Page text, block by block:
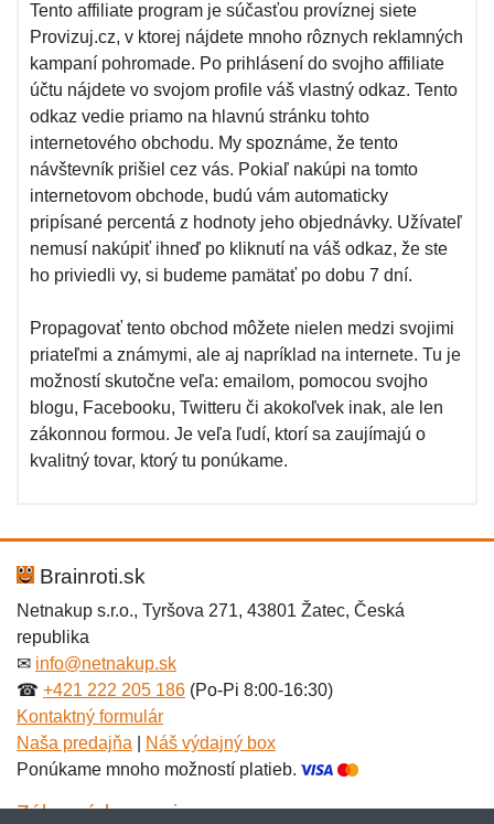
Tento affiliate program je súčasťou províznej siete
Provizuj.cz, v ktorej nájdete mnoho rôznych reklamných
kampaní pohromade. Po prihlásení do svojho affiliate
účtu nájdete vo svojom profile váš vlastný odkaz. Tento
odkaz vedie priamo na hlavnú stránku tohto
internetového obchodu. My spoznáme, že tento
návštevník prišiel cez vás. Pokiaľ nakúpi na tomto
internetovom obchode, budú vám automaticky
pripísané percentá z hodnoty jeho objednávky. Užívateľ
nemusí nakúpiť ihneď po kliknutí na váš odkaz, že ste
ho priviedli vy, si budeme pamätať po dobu 7 dní.
Propagovať tento obchod môžete nielen medzi svojimi
priateľmi a známymi, ale aj napríklad na internete. Tu je
možností skutočne veľa: emailom, pomocou svojho
blogu, Facebooku, Twitteru či akokoľvek inak, ale len
zákonnou formou. Je veľa ľudí, ktorí sa zaujímajú o
kvalitný tovar, ktorý tu ponúkame.
Brainroti.sk
Netnakup s.r.o., Tyršova 271, 43801 Žatec, Česká
republika
✉ info@netnakup.sk
☎ +421 222 205 186 (Po-Pi 8:00-16:30)
Kontaktný formulár
Naša predajňa
Náš výdajný box
Ponúkame mnoho možností platieb.
Zákaznícky servis